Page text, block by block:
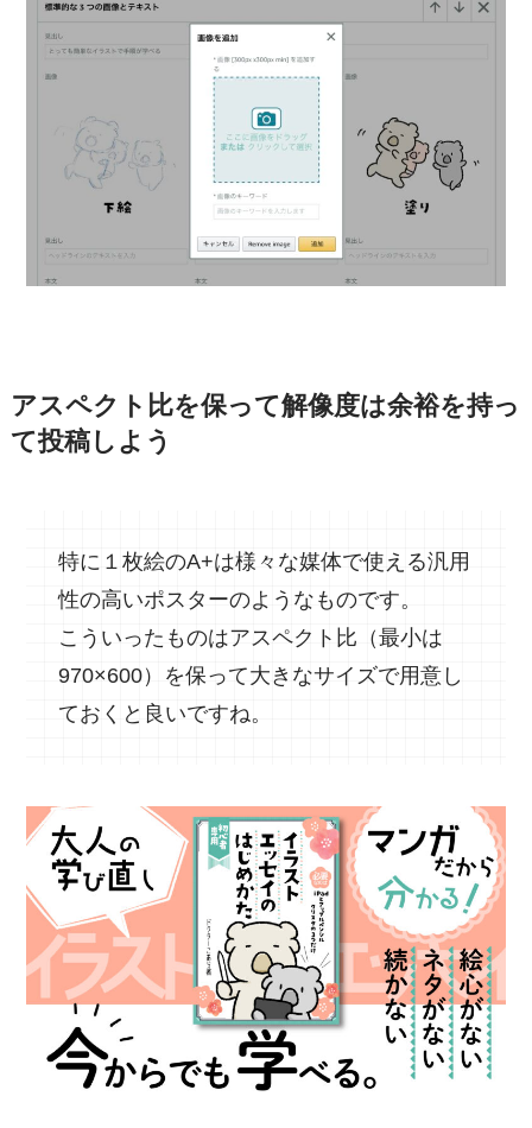
アスペクト比を保って解像度は余裕を持っ
て投稿しよう
特に１枚絵のA+は様々な媒体で使える汎用
性の高いポスターのようなものです。
こういったものはアスペクト比（最小は
970×600）を保って大きなサイズで用意し
ておくと良いですね。